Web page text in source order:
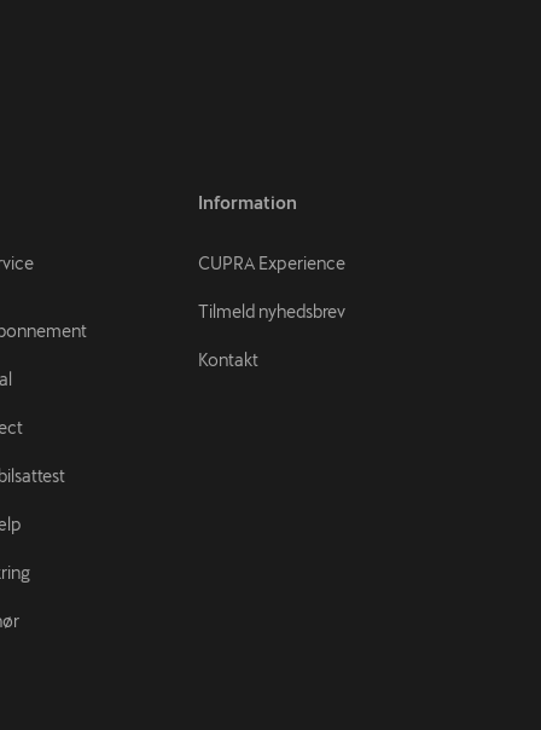
Information
CUPRA Experience
Tilmeld nyhedsbrev
Kontakt